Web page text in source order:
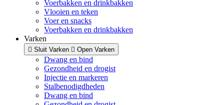
Voerbakken en drinkbakken
Vlooien en teken
Voer en snacks
Voerbakken en drinkbakken
Varken
Sluit Varken Open Varken
Dwang en bind
Gezondheid en drogist
Injectie en markeren
Stalbenodigdheden
Dwang en bind